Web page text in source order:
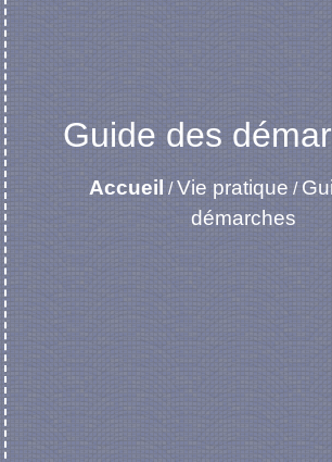
Guide des
Accueil /Vie pratique /
démarches